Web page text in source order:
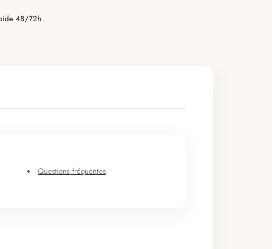
48/72h
Questions fréquentes